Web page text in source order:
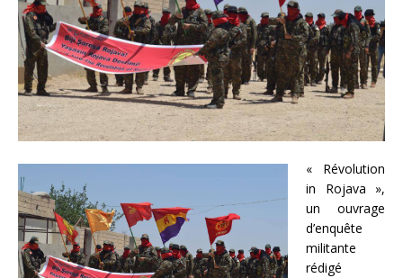
« Révolution
in Rojava »,
un ouvrage
d’enquête
militante
rédigé